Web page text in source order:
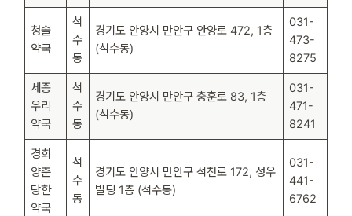
청솔
약국
석
수
동
경기도 안양시 만안구 안양로 472, 1층
(석수동)
031-
473-
8275
세종
우리
약국
석
수
동
경기도 안양시 만안구 충훈로 83, 1층
(석수동)
031-
471-
8241
경희
양춘
당한
약국
석
수
동
경기도 안양시 만안구 석천로 172, 성우
빌딩 1층 (석수동)
031-
441-
6762